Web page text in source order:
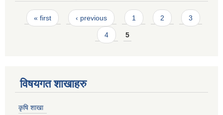
Pages
« first ‹ previous 1 2 3
4 5
विषयगत शाखाहरु
कृषि शाखा